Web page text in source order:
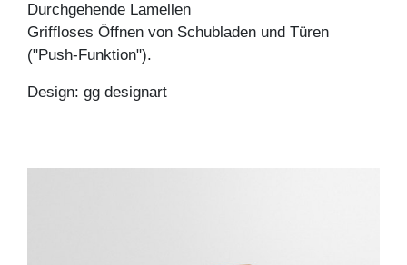
Durchgehende Lamellen
Griffloses Öffnen von Schubladen und Türen
("Push-Funktion").
Design: gg designart